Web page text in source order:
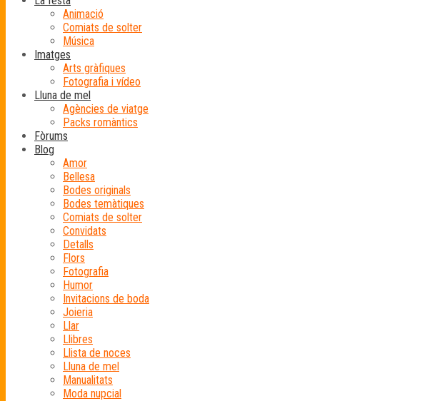
Animació
Comiats de solter
Música
Imatges
Arts gràfiques
Fotografia i vídeo
Lluna de mel
Agències de viatge
Packs romàntics
Fòrums
Blog
Amor
Bellesa
Bodes originals
Bodes temàtiques
Comiats de solter
Convidats
Detalls
Flors
Fotografia
Humor
Invitacions de boda
Joieria
Llar
Llibres
Llista de noces
Lluna de mel
Manualitats
Moda nupcial